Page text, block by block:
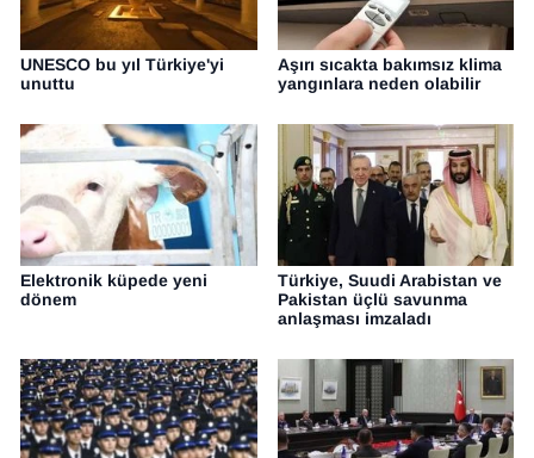
UNESCO bu yıl Türkiye'yi
unuttu
Aşırı sıcakta bakımsız klima
yangınlara neden olabilir
Elektronik küpede yeni
dönem
Türkiye, Suudi Arabistan ve
Pakistan üçlü savunma
anlaşması imzaladı